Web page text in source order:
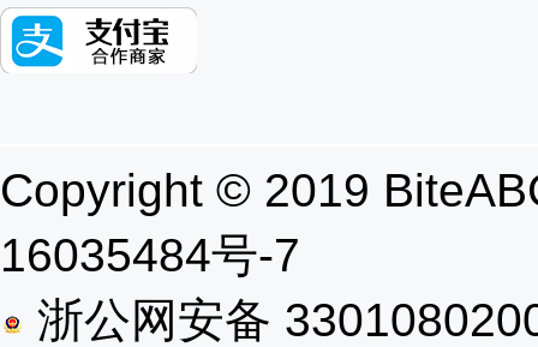
Copyright © 2019
16035484号-7
浙公网安备